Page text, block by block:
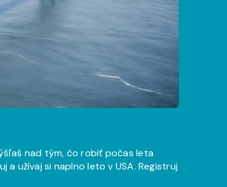
nad tým, čo robiť počas leta
užívaj si naplno leto v USA. Registruj